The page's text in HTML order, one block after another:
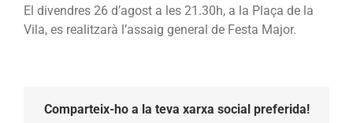
El divendres 26 d’agost a les 21.30h, a la Plaça de la
Vila, es realitzarà l’assaig general de Festa Major.
Comparteix-ho a la teva xarxa social preferida!